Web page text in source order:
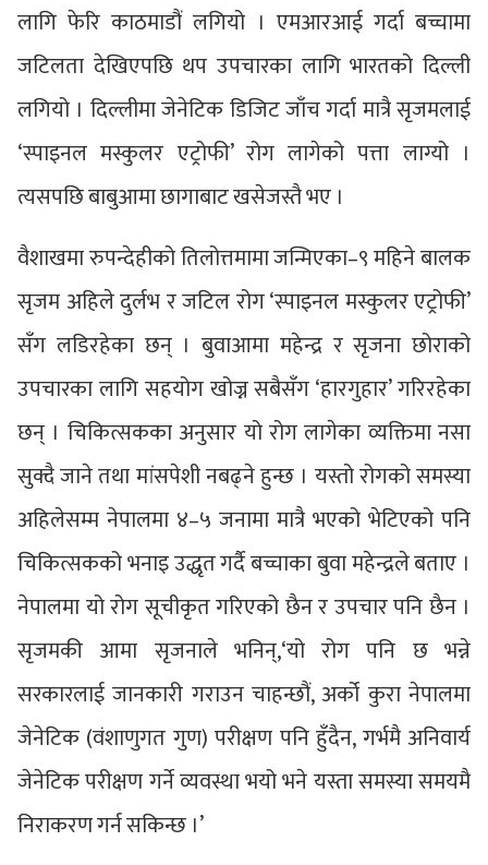
लागि फेरि काठमाडौं लगियो । एमआरआई गर्दा बच्चामा
जटिलता देखिएपछि थप उपचारका लागि भारतको दिल्ली
लगियो । दिल्लीमा जेनेटिक डिजिट जाँच गर्दा मात्रै सृजमलाई
‘स्पाइनल मस्कुलर एट्रोफी’ रोग लागेको पत्ता लाग्यो ।
त्यसपछि बाबुआमा छागाबाट खसेजस्तै भए ।
वैशाखमा रुपन्देहीको तिलोत्तमामा जन्मिएका–९ महिने बालक
सृजम अहिले दुर्लभ र जटिल रोग ‘स्पाइनल मस्कुलर एट्रोफी’
सँग लडिरहेका छन् । बुवाआमा महेन्द्र र सृजना छोराको
उपचारका लागि सहयोग खोज्न सबैसँग ‘हारगुहार’ गरिरहेका
छन् । चिकित्सकका अनुसार यो रोग लागेका व्यक्तिमा नसा
सुक्दै जाने तथा मांसपेशी नबढ्ने हुन्छ । यस्तो रोगको समस्या
अहिलेसम्म नेपालमा ४–५ जनामा मात्रै भएको भेटिएको पनि
चिकित्सकको भनाइ उद्धृत गर्दै बच्चाका बुवा महेन्द्रले बताए ।
नेपालमा यो रोग सूचीकृत गरिएको छैन र उपचार पनि छैन ।
सृजमकी आमा सृजनाले भनिन्,‘यो रोग पनि छ भन्ने
सरकारलाई जानकारी गराउन चाहन्छौं, अर्को कुरा नेपालमा
जेनेटिक (वंशाणुगत गुण) परीक्षण पनि हुँदैन, गर्भमै अनिवार्य
जेनेटिक परीक्षण गर्ने व्यवस्था भयो भने यस्ता समस्या समयमै
निराकरण गर्न सकिन्छ ।’